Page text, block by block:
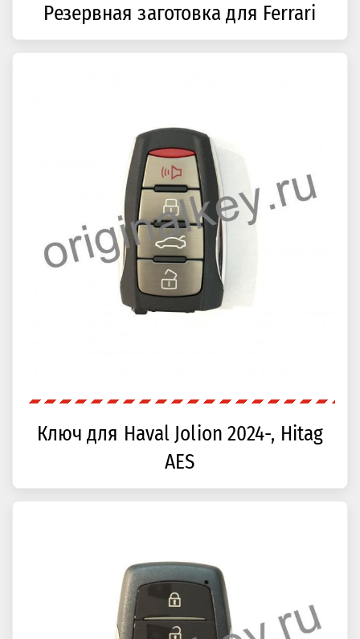
Резервная заготовка для Ferrari
Ключ для Haval Jolion 2024-, Hitag
AES